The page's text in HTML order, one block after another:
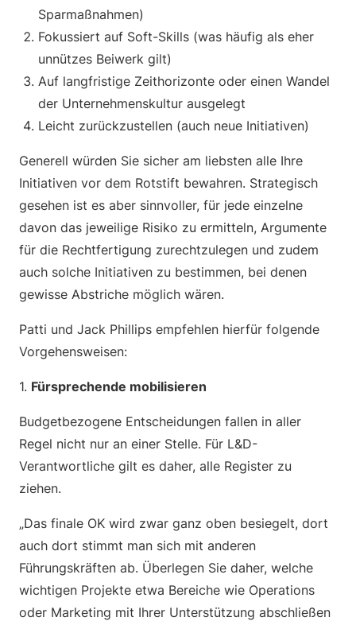
Sparmaßnahmen)
Fokussiert auf Soft-Skills (was häufig als eher
unnützes Beiwerk gilt)
Auf langfristige Zeithorizonte oder einen Wandel
der Unternehmenskultur ausgelegt
Leicht zurückzustellen (auch neue Initiativen)
Generell würden Sie sicher am liebsten alle Ihre
Initiativen vor dem Rotstift bewahren. Strategisch
gesehen ist es aber sinnvoller, für jede einzelne
davon das jeweilige Risiko zu ermitteln, Argumente
für die Rechtfertigung zurechtzulegen und zudem
auch solche Initiativen zu bestimmen, bei denen
gewisse Abstriche möglich wären.
Patti und Jack Phillips empfehlen hierfür folgende
Vorgehensweisen:
1. Fürsprechende mobilisieren
Budgetbezogene Entscheidungen fallen in aller
Regel nicht nur an einer Stelle. Für L&D-
Verantwortliche gilt es daher, alle Register zu
ziehen.
„Das finale OK wird zwar ganz oben besiegelt, dort
auch dort stimmt man sich mit anderen
Führungskräften ab. Überlegen Sie daher, welche
wichtigen Projekte etwa Bereiche wie Operations
oder Marketing mit Ihrer Unterstützung abschließen